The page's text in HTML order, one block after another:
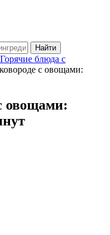
Горячие блюда с
с овощами:
овощами: